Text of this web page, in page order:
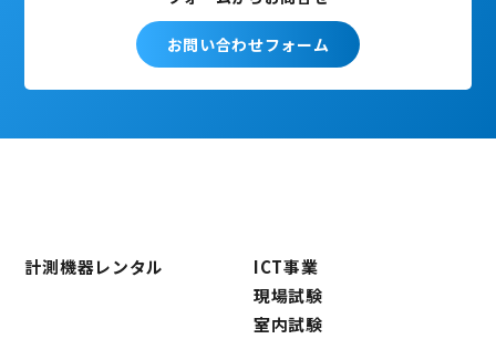
お問い合わせフォーム
計測機器レンタル
ICT事業
現場試験
室内試験